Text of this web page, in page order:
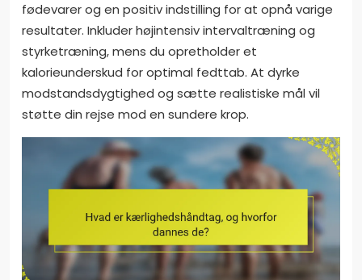
fødevarer og en positiv indstilling for at opnå varige
resultater. Inkluder højintensiv intervaltræning og
styrketræning, mens du opretholder et
kalorieunderskud for optimal fedttab. At dyrke
modstandsdygtighed og sætte realistiske mål vil
støtte din rejse mod en sundere krop.